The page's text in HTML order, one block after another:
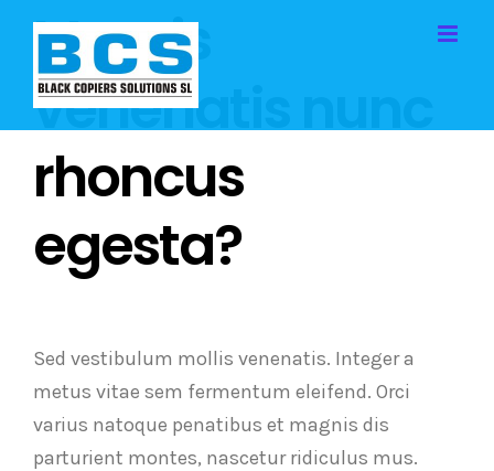
contenido
Mauris
venenatis nunc
rhoncus
egesta?
Sed vestibulum mollis venenatis. Integer a
metus vitae sem fermentum eleifend. Orci
varius natoque penatibus et magnis dis
parturient montes, nascetur ridiculus mus.